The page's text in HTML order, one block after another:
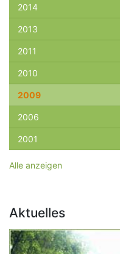
2014
2013
2011
2010
2009
2006
2001
Alle anzeigen
Aktuelles